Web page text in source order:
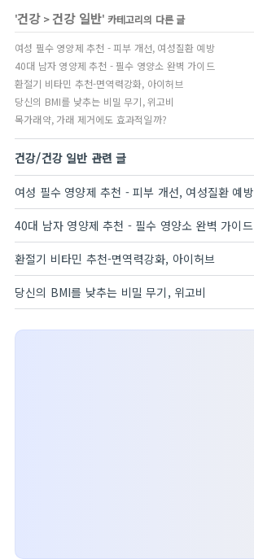
'건강> 건강 일반' 카테고리의 다른 글
여성 필수 영양제 추천 - 피부 개선, 여성질환 예방
40대 남자 영양제 추천 - 필수 영양소 완벽 가이드
환절기 비타민 추천-면역력강화, 아이허브
당신의 BMI를 낮추는 비밀 무기, 위고비
목가래약, 가래 제거에도 효과적일까?
건강/건강 일반 관련 글
여성 필수 영양제 추천 - 피부 개선, 여성질환 예방
40대 남자 영양제 추천 - 필수 영양소 완벽 가이드
환절기 비타민 추천-면역력강화, 아이허브
당신의 BMI를 낮추는 비밀 무기, 위고비